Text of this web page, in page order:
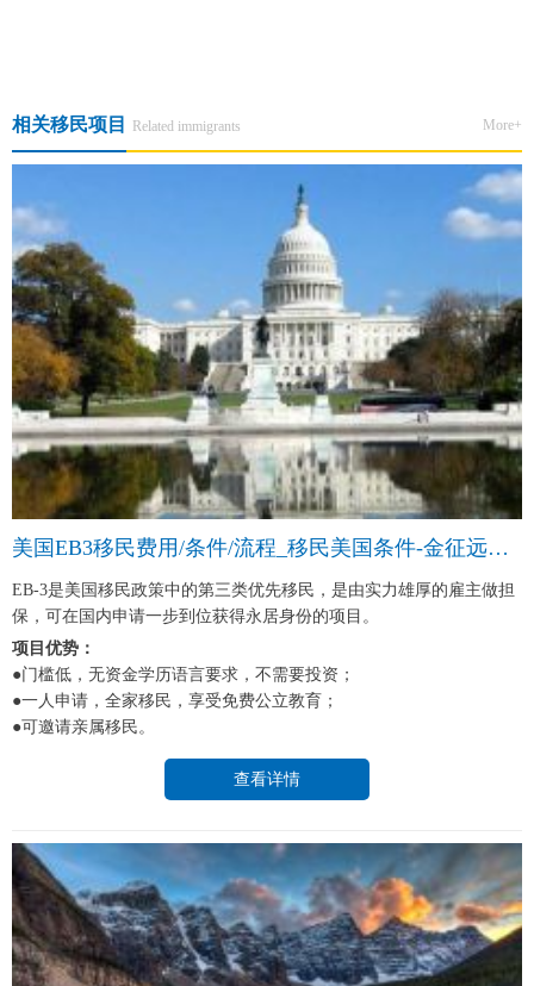
相关移民项目 Related immigrants More+
美国EB3移民费用/条件/流程_移民美国条件-金征远皇家移民中介
EB-3是美国移民政策中的第三类优先移民，是由实力雄厚的雇主做担
保，可在国内申请一步到位获得永居身份的项目。
项目优势：
●门槛低，无资金学历语言要求，不需要投资；
●一人申请，全家移民，享受免费公立教育；
●可邀请亲属移民。
查看详情